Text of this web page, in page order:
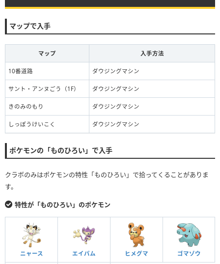
マップで入手
マップ 入手方法
10番道路 ダウジングマシン
サント・アンヌごう（1F） ダウジングマシン
きのみのもり ダウジングマシン
しっぽうけいこく ダウジングマシン
ポケモンの「ものひろい」で入手
クラボのみはポケモンの特性「ものひろい」で拾ってくることがありま
す。
特性が「ものひろい」のポケモン
ニャース エイパム ヒメグマ ゴマゾウ